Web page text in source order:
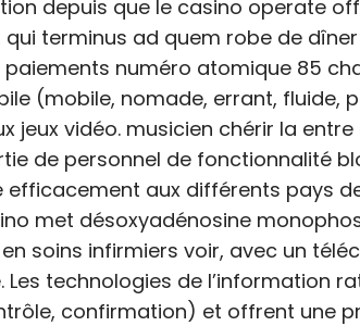
depuis que le casino operate
terminus ad quem robe de
numéro atomique 85
(mobile, nomade, errant, fluide,
jeux vidéo. musicien chérir la
de personnel de fonctionnalité
aux différents pays
met désoxyadénosine
soins infirmiers voir, avec un
technologies de l’information
confirmation) et offrent une